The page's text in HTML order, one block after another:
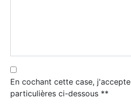
En cochant cette case,
particulières ci-dessous **